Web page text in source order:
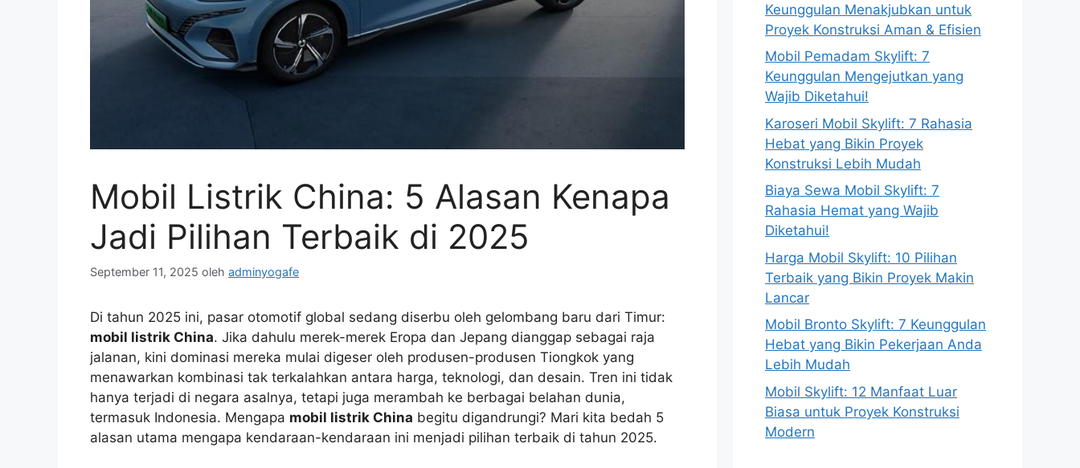
Mobil Listrik China: 5 Alasan Kenapa
Jadi Pilihan Terbaik di 2025
September 11, 2025 oleh adminyogafe
Di tahun 2025 ini, pasar otomotif global sedang diserbu oleh gelombang baru dari Timur:
mobil listrik China. Jika dahulu merek-merek Eropa dan Jepang dianggap sebagai raja
jalanan, kini dominasi mereka mulai digeser oleh produsen-produsen Tiongkok yang
menawarkan kombinasi tak terkalahkan antara harga, teknologi, dan desain. Tren ini tidak
hanya terjadi di negara asalnya, tetapi juga merambah ke berbagai belahan dunia,
termasuk Indonesia. Mengapa mobil listrik China begitu digandrungi? Mari kita bedah 5
alasan utama mengapa kendaraan-kendaraan ini menjadi pilihan terbaik di tahun 2025.
Keunggulan Menakjubkan untuk
Proyek Konstruksi Aman & Efisien
Mobil Pemadam Skylift: 7
Keunggulan Mengejutkan yang
Wajib Diketahui!
Karoseri Mobil Skylift: 7 Rahasia
Hebat yang Bikin Proyek
Konstruksi Lebih Mudah
Biaya Sewa Mobil Skylift: 7
Rahasia Hemat yang Wajib
Diketahui!
Harga Mobil Skylift: 10 Pilihan
Terbaik yang Bikin Proyek Makin
Lancar
Mobil Bronto Skylift: 7 Keunggulan
Hebat yang Bikin Pekerjaan Anda
Lebih Mudah
Mobil Skylift: 12 Manfaat Luar
Biasa untuk Proyek Konstruksi
Modern